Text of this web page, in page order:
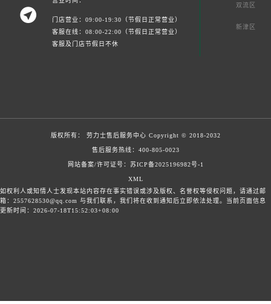

门店营业：09:00-19:30（节假日正常营业）
客服在线：08:00-22:00（节假日正常营业）
客服及门店节假日不休
双流区
新津区
版权所有： 劳力士售后服务中心 Copyright © 2018-2032
售后服务热线： 400-805-0023
网站备案/许可证号：苏ICP备2025196982号-1
XML
如权利人或知情人士发现本站内容存在事实错误或涉及版权、名誉权等侵权问题，请通过邮
箱：2557628530@qq.com 与我们联系，我们将在收到通知后立即依法处理。当前页面信息
更新时间：2026-07-18T15:52:03+08:00